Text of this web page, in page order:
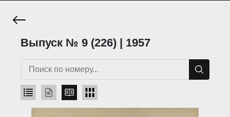
Выпуск № 9 (226) | 1957